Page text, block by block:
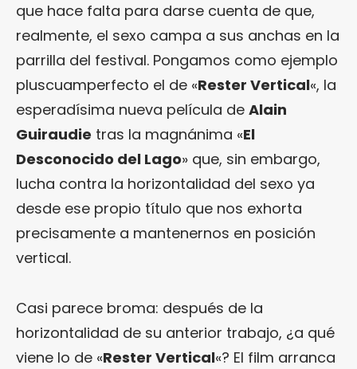
que hace falta para darse cuenta de que,
realmente, el sexo campa a sus anchas en la
parrilla del festival. Pongamos como ejemplo
pluscuamperfecto el de «Rester Vertical«, la
esperadísima nueva película de Alain
Guiraudie tras la magnánima «El
Desconocido del Lago» que, sin embargo,
lucha contra la horizontalidad del sexo ya
desde ese propio título que nos exhorta
precisamente a mantenernos en posición
vertical.
Casi parece broma: después de la
horizontalidad de su anterior trabajo, ¿a qué
viene lo de «Rester Vertical«? El film arranca